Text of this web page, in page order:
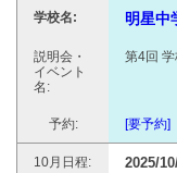
明星中
第4回
[要予約]
2025/